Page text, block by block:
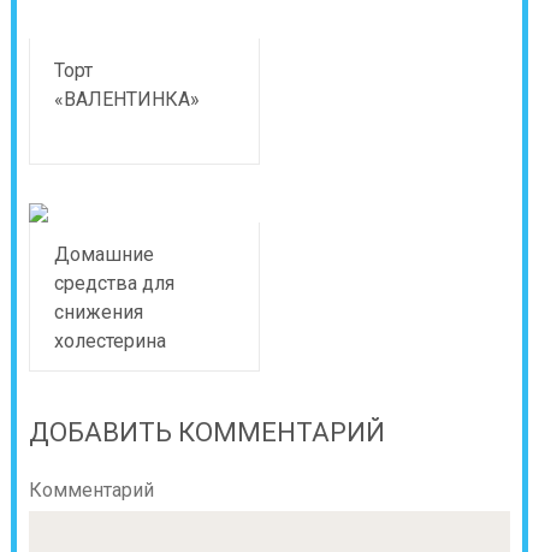
Торт
«ВАЛЕНТИНКА»
Домашние
средства для
снижения
холестерина
ДОБАВИТЬ КОММЕНТАРИЙ
Комментарий